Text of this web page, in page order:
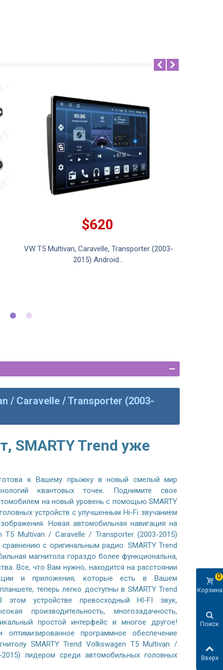
$620
VW T5 Multivan, Caravelle, Transporter (2003-
2015) Android...
/ Caravelle / Transporter (2003-
SMARTY Trend уже
к Вашему прыжку в новый смелый мир
квантовых точек. Поднимите свое
на новый уровень с помощью SMARTY
устройств с улучшенным Hi-Fi звучанием
Новая автомобильная навигация на
T5 Multivan / Caravelle / Transporter (2003-2015)
с оригинальным радио. SMARTY Trend
магнитола гораздо более функциональна,
Все, что Вам нужно, находится на расстоянии
и приложения, которые есть в Вашем
теперь легко доступны в SMARTY Trend
этом устройстве превосходный HI-FI звук,
производительность, многозадачность,
простой интерфейс и многое другое!
программное обеспечение
SMARTY Trend Volkswagen T5 Multivan /
лидером среди автомобильных головных
Корзина
0
Поиск
Вверх